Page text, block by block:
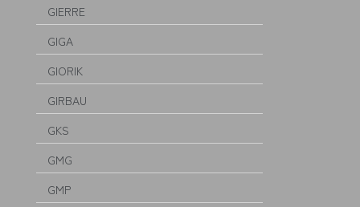
GIERRE
GIGA
GIORIK
GIRBAU
GKS
GMG
GMP